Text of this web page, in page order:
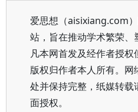
爱思想（aisixiang.com
站，旨在推动学术繁荣、
凡本网首发及经作者授权
版权归作者本人所有。网
处并保持完整，纸媒转载
面授权。